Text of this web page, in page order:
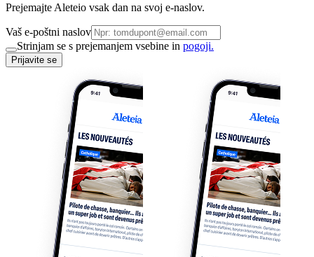
Prejemajte Aleteio vsak dan na svoj e-naslov.
Vaš e-poštni naslov
Strinjam se s prejemanjem vsebine in pogoji.
Prijavite se